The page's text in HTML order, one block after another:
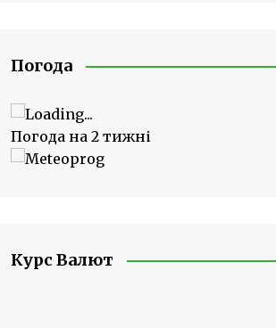
Погода
Погода на 2 тижні
Курс Валют